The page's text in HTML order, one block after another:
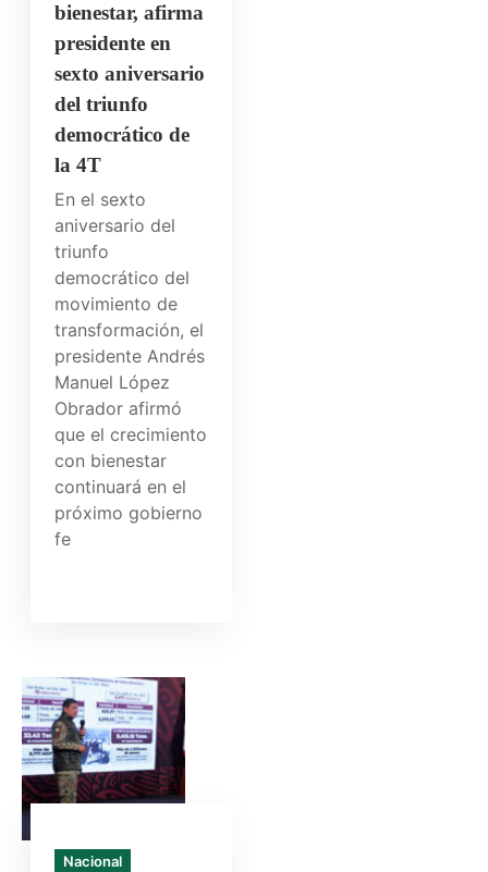
bienestar, afirma
presidente en
sexto aniversario
del triunfo
democrático de
la 4T
En el sexto
aniversario del
triunfo
democrático del
movimiento de
transformación, el
presidente Andrés
Manuel López
Obrador afirmó
que el crecimiento
con bienestar
continuará en el
próximo gobierno
fe
Nacional